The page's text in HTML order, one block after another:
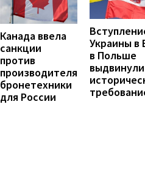
Канада ввела
санкции
против
производителя
бронетехники
для России
Украины в
в Польше
выдвинули